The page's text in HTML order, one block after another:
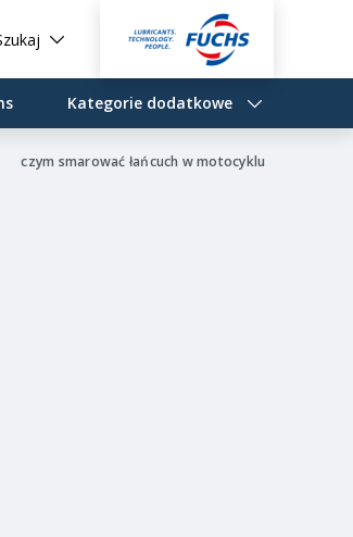
Kategorie dodatkowe
czym smarować łańcuch w motocyklu